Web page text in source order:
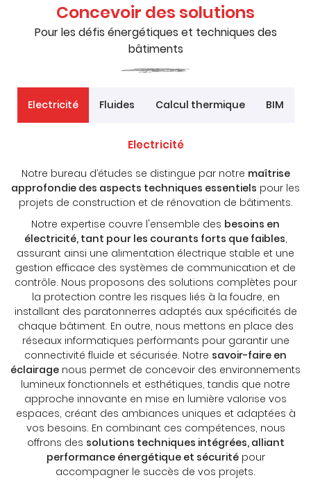
En cochant cette case, vous consentez à recevoir nos propositions
commerciales à l'adresse email indiqué ci-dessus. Vous pouvez vous
Concevoir des solutions
Pour les défis énergétiques et techniques des
bâtiments
Electricité Fluides Calcul thermique BIM
Electricité
Notre bureau d’études se distingue par notre maîtrise
approfondie des aspects techniques essentiels pour les
projets de construction et de rénovation de bâtiments.
Notre expertise couvre l'ensemble des besoins en
électricité, tant pour les courants forts que faibles,
assurant ainsi une alimentation électrique stable et une
gestion efficace des systèmes de communication et de
contrôle. Nous proposons des solutions complètes pour
la protection contre les risques liés à la foudre, en
installant des paratonnerres adaptés aux spécificités de
chaque bâtiment. En outre, nous mettons en place des
réseaux informatiques performants pour garantir une
connectivité fluide et sécurisée. Notre savoir-faire en
éclairage nous permet de concevoir des environnements
lumineux fonctionnels et esthétiques, tandis que notre
approche innovante en mise en lumière valorise vos
espaces, créant des ambiances uniques et adaptées à
vos besoins. En combinant ces compétences, nous
offrons des solutions techniques intégrées, alliant
performance énergétique et sécuritépour
accompagner le succès de vos projets.